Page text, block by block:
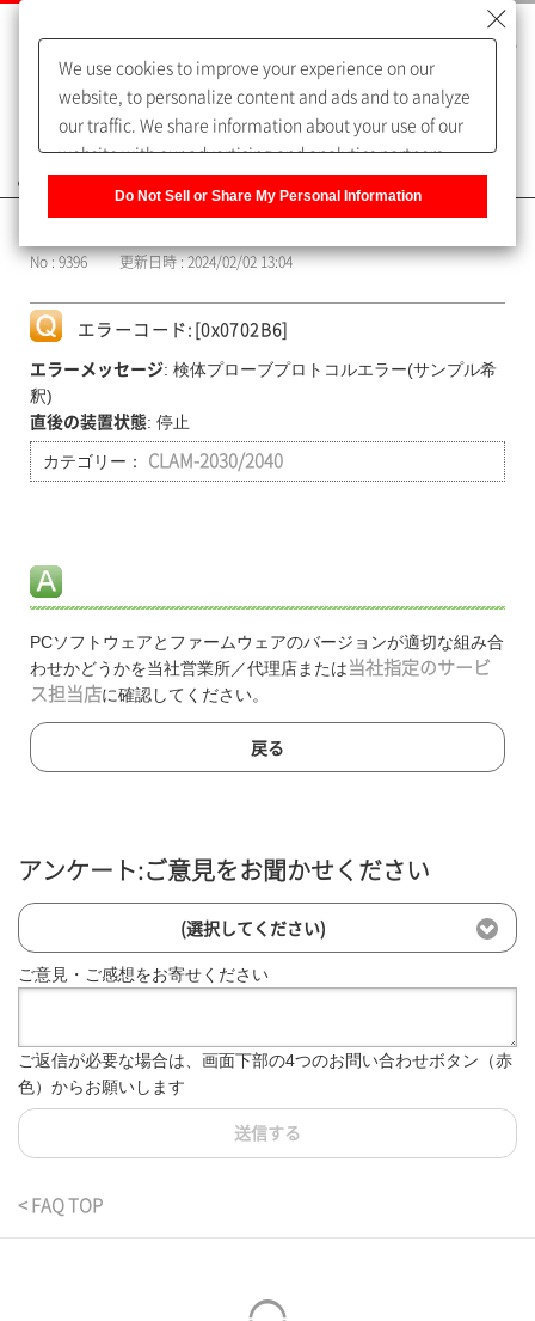
よくあるご質問（FAQ）
No : 9396 更新日時 : 2024/02/02 13:04
エラーコード:[0x0702B6]
エラーメッセージ: 検体プローブプロトコルエラー(サンプル希
釈)
直後の装置状態: 停止
カテゴリー： CLAM-2030/2040
PCソフトウェアとファームウェアのバージョンが適切な組み合
わせかどうかを当社営業所／代理店または 当社指定のサービ
ス担当店に確認してください。
戻る
アンケート:ご意見をお聞かせください
(選択してください)
ご意見・ご感想をお寄せください
ご返信が必要な場合は、画面下部の4つのお問い合わせボタン（赤
色）からお願いします
送信する
< FAQ TOP
We use cookies to improve your experience on our
website, to personalize content and ads and to analyze
our traffic. We share information about your use of our
website with our advertising and analytics partners,
of our sharing information about you with our partners.
Information] to customize your cookie settings on our
Do Not Sell or Share My Personal Information